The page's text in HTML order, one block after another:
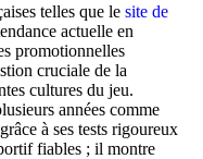
telles que le site de
actuelle en
promotionnelles
cruciale de la
cultures du jeu.
années comme
à ses tests rigoureux
fiables ; il montre